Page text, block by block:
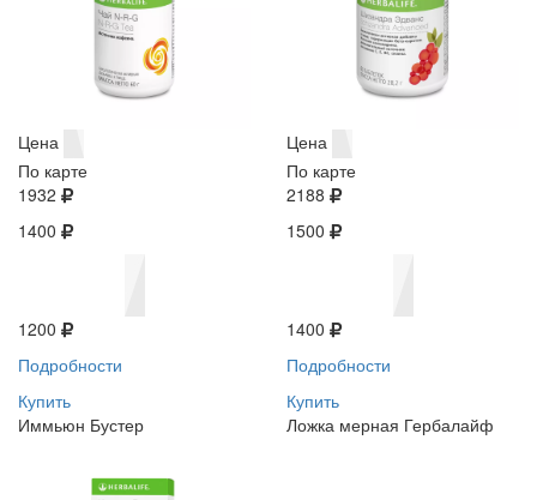
Цена
По карте
1932
1400
1200
Подробности
Купить
Цена
По карте
2188
1500
1400
Подробности
Купить
Иммьюн Бустер
Ложка мерная Гербалайф